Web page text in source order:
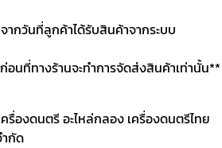
ากวันที่ลูกค้าได้รับสินค้าจากระบบ
นที่ทางร้านจะทำการจัดส่งสินค้าเท่านั้น**
องดนตรี อะไหล่กลอง เครื่องดนตรีไทย
กัด